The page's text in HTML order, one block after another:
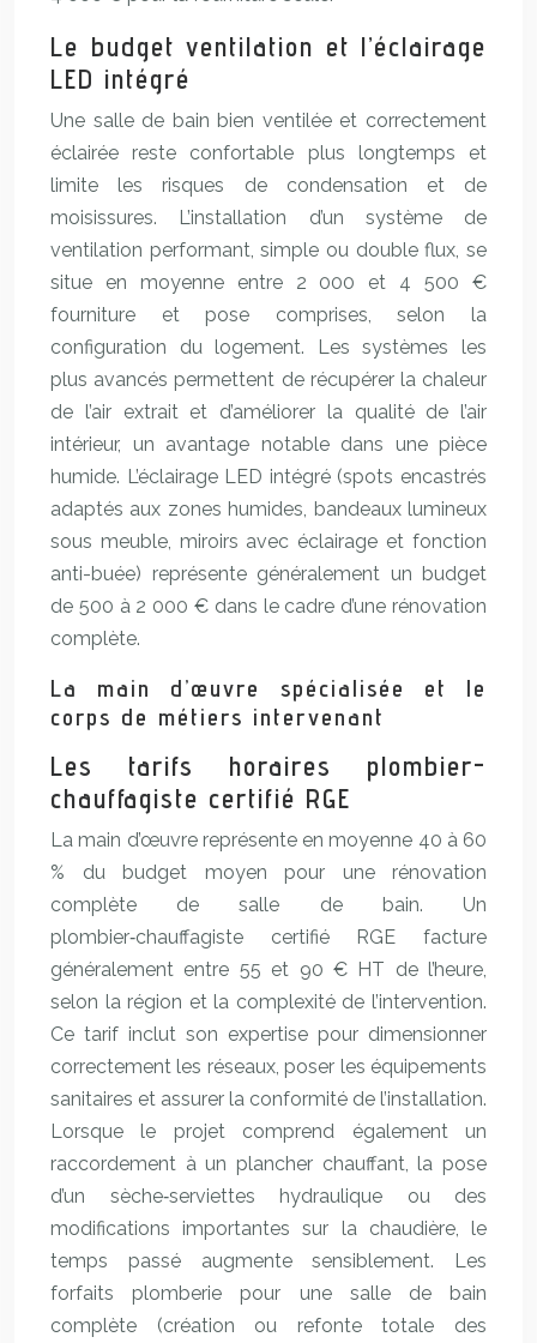
Le budget ventilation et l’éclairage
LED intégré
Une salle de bain bien ventilée et correctement
éclairée reste confortable plus longtemps et
limite les risques de condensation et de
moisissures. L’installation d’un système de
ventilation performant, simple ou double flux, se
situe en moyenne entre 2 000 et 4 500 €
fourniture et pose comprises, selon la
configuration du logement. Les systèmes les
plus avancés permettent de récupérer la chaleur
de l’air extrait et d’améliorer la qualité de l’air
intérieur, un avantage notable dans une pièce
humide. L’éclairage LED intégré (spots encastrés
adaptés aux zones humides, bandeaux lumineux
sous meuble, miroirs avec éclairage et fonction
anti-buée) représente généralement un budget
de 500 à 2 000 € dans le cadre d’une rénovation
complète.
La main d’œuvre spécialisée et le
corps de métiers intervenant
Les tarifs horaires plombier-
chauffagiste certifié RGE
La main d’œuvre représente en moyenne 40 à 60
% du budget moyen pour une rénovation
complète de salle de bain. Un
plombier‑chauffagiste certifié RGE facture
généralement entre 55 et 90 € HT de l’heure,
selon la région et la complexité de l’intervention.
Ce tarif inclut son expertise pour dimensionner
correctement les réseaux, poser les équipements
sanitaires et assurer la conformité de l’installation.
Lorsque le projet comprend également un
raccordement à un plancher chauffant, la pose
d’un sèche‑serviettes hydraulique ou des
modifications importantes sur la chaudière, le
temps passé augmente sensiblement. Les
forfaits plomberie pour une salle de bain
complète (création ou refonte totale des